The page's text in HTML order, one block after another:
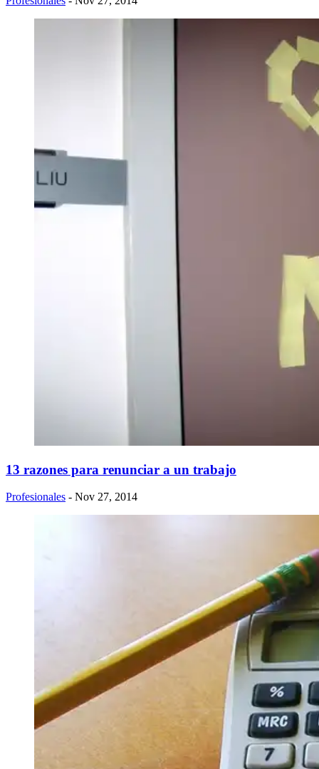
13 razones para renunciar a un trabajo
Profesionales - Nov 27, 2014